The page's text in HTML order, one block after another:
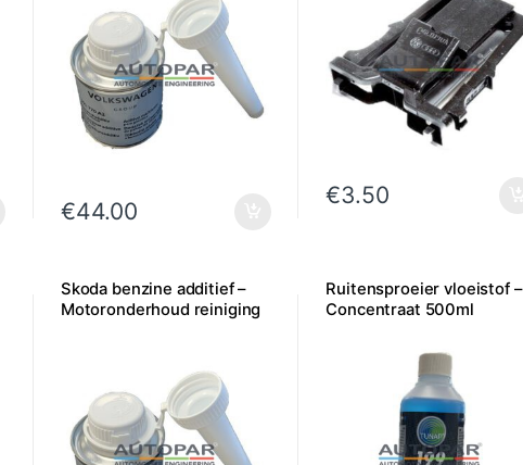
€44.00
€3.50
Skoda benzine additief –
Motoronderhoud reiniging
Ruitensproeier vloeistof –
Concentraat 500ml